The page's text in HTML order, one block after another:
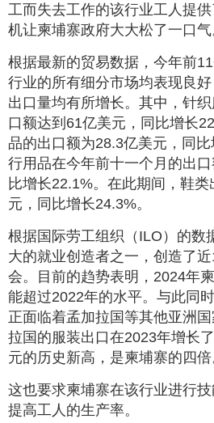
工而失去工作的该行业工人提
机让柬埔寨政府大大松了一口气
根据最新的贸易数据，今年前
行业的所有细分市场均表现良好
出口量均有所增长。其中，针
口额达到61亿美元，同比增长
品的出口额为28.3亿美元，同
行用品在今年前十一个月的出
比增长22.1%。在此期间，鞋
元，同比增长24.3%。
根据国际劳工组织（ILO）的数
大的就业创造者之一，创造了
会。目前的趋势表明，2024年
能超过2022年的水平。与此同
正面临着孟加拉国等其他亚洲
拉国的服装出口在2023年增长
元的历史新高，是柬埔寨的四倍
这也要求柬埔寨在该行业进行
提高工人的生产率。